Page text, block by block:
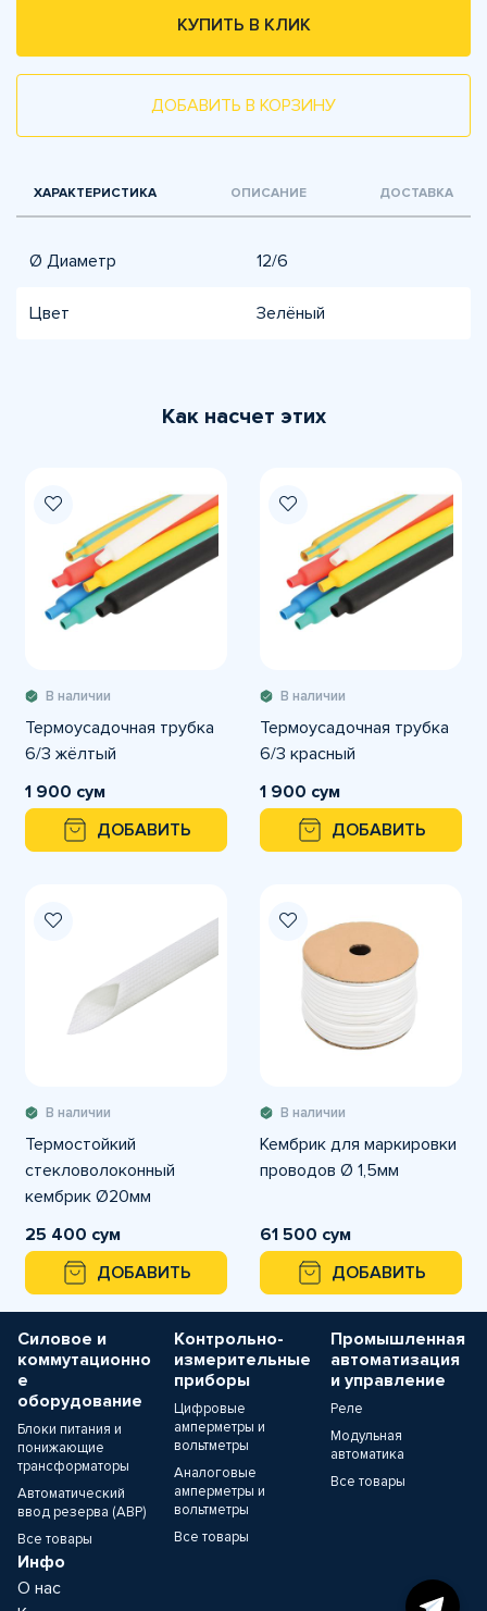
КУПИТЬ В КЛИК
ДОБАВИТЬ В КОРЗИНУ
ХАРАКТЕРИСТИКА ОПИСАНИЕ ДОСТАВКА
Ø Диаметр 12/6
Цвет Зелёный
Как насчет этих
В наличии
Термоусадочная трубка
6/3 жёлтый
1 900 сум
ДОБАВИТЬ
В наличии
Термоусадочная трубка
6/3 красный
1 900 сум
ДОБАВИТЬ
В наличии
Термостойкий
стекловолоконный
кембрик Ø20мм
25 400 сум
ДОБАВИТЬ
В наличии
Кембрик для маркировки
проводов Ø 1,5мм
61 500 сум
ДОБАВИТЬ
Силовое и
коммутационно
е
оборудование
Блоки питания и
понижающие
трансформаторы
Автоматический
ввод резерва (АВР)
Все товары
Контрольно-
измерительные
приборы
Цифровые
амперметры и
вольтметры
Аналоговые
амперметры и
вольтметры
Все товары
Промышленная
автоматизация
и управление
Реле
Модульная
автоматика
Все товары
Инфо
О нас